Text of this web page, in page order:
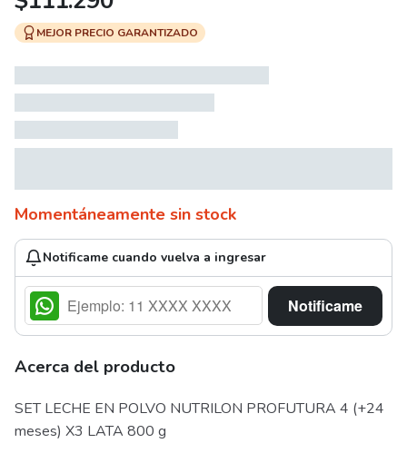
MEJOR PRECIO GARANTIZADO
Momentáneamente sin stock
Notificame cuando vuelva a ingresar
Notificame
Acerca del producto
SET LECHE EN POLVO NUTRILON PROFUTURA 4 (+24
meses) X3 LATA 800 g